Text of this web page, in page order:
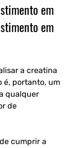
em
em
a creatina
é, portanto, um
qualquer
de
cumprir a